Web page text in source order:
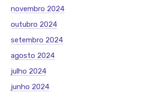
novembro 2024
outubro 2024
setembro 2024
agosto 2024
julho 2024
junho 2024